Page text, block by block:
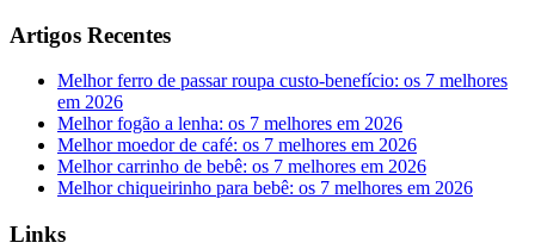
Artigos Recentes
Melhor ferro de passar roupa custo-benefício: os 7 melhores
em 2026
Melhor fogão a lenha: os 7 melhores em 2026
Melhor moedor de café: os 7 melhores em 2026
Melhor carrinho de bebê: os 7 melhores em 2026
Melhor chiqueirinho para bebê: os 7 melhores em 2026
Links